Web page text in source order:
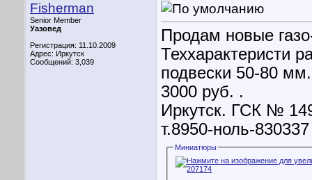
Fisherman
Senior Member
Уазовед
Регистрация: 11.10.2009
Адрес: Иркутск
Сообщений: 3,039
Продам новые
Теххарактеристи
подвески 50-80
3000 руб. .
Иркутск. ГСК №
т.8950-ноль-830337
Миниатюры